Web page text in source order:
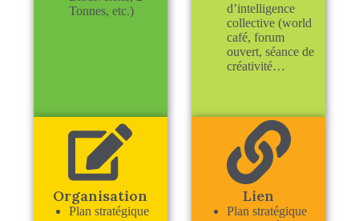
Tonnes, etc.)
d’intelligence
collective (world
café, forum
ouvert, séance de
créativité…
Organisation
Plan stratégique
Lien
Plan stratégique